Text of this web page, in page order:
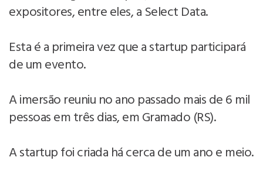
expositores, entre eles, a Select Data.
Esta é a primeira vez que a startup participará
de um evento.
A imersão reuniu no ano passado mais de 6 mil
pessoas em três dias, em Gramado (RS).
A startup foi criada há cerca de um ano e meio.